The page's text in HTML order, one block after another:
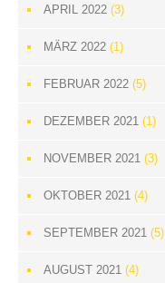
APRIL 2022 (3)
MÄRZ 2022 (1)
FEBRUAR 2022 (5)
DEZEMBER 2021 (1)
NOVEMBER 2021 (3)
OKTOBER 2021 (4)
SEPTEMBER 2021 (5)
AUGUST 2021 (4)